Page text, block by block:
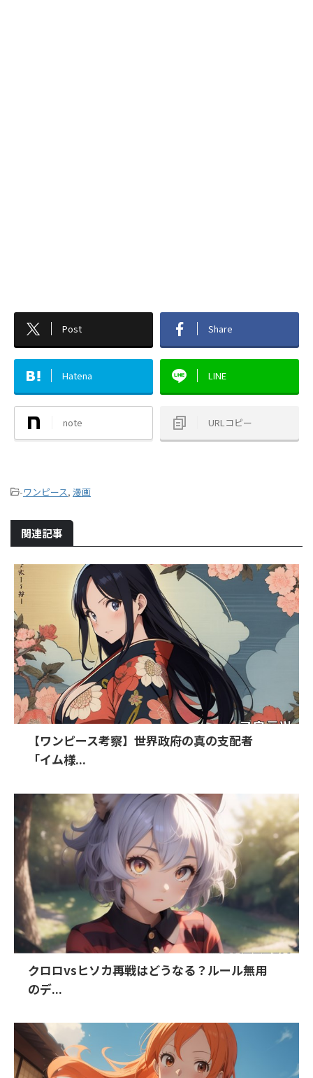
Post Share
Hatena LINE
note URLコピー
-ワンピース, 漫画
関連記事
【ワンピース考察】世界政府の真の支配者
「イム様...
クロロvsヒソカ再戦はどうなる？ルール無用
のデ...